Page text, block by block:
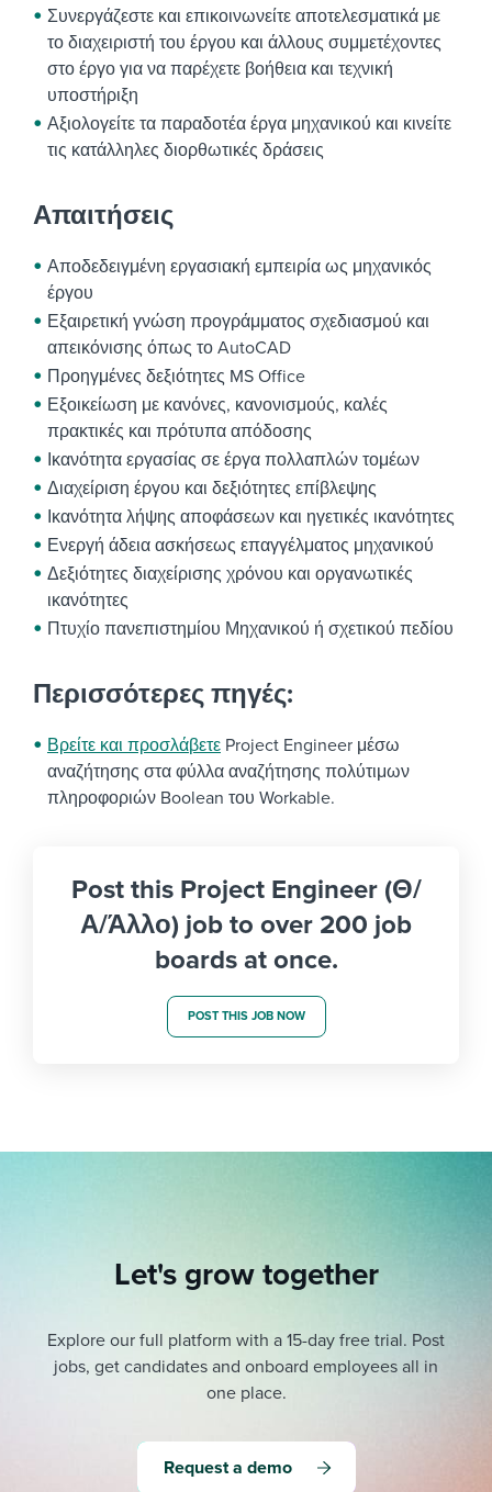
Συνεργάζεστε και επικοινωνείτε αποτελεσματικά με
το διαχειριστή του έργου και άλλους συμμετέχοντες
στο έργο για να παρέχετε βοήθεια και τεχνική
υποστήριξη
Αξιολογείτε τα παραδοτέα έργα μηχανικού και κινείτε
τις κατάλληλες διορθωτικές δράσεις
Απαιτήσεις
Αποδεδειγμένη εργασιακή εμπειρία ως μηχανικός
έργου
Εξαιρετική γνώση προγράμματος σχεδιασμού και
απεικόνισης όπως το AutoCAD
Προηγμένες δεξιότητες MS Office
Εξοικείωση με κανόνες, κανονισμούς, καλές
πρακτικές και πρότυπα απόδοσης
Ικανότητα εργασίας σε έργα πολλαπλών τομέων
Διαχείριση έργου και δεξιότητες επίβλεψης
Ικανότητα λήψης αποφάσεων και ηγετικές ικανότητες
Ενεργή άδεια ασκήσεως επαγγέλματος μηχανικού
Δεξιότητες διαχείρισης χρόνου και οργανωτικές
ικανότητες
Πτυχίο πανεπιστημίου Μηχανικού ή σχετικού πεδίου
Περισσότερες πηγές:
Βρείτε και προσλάβετε Project Engineer μέσω
αναζήτησης στα φύλλα αναζήτησης πολύτιμων
πληροφοριών Boolean του Workable.
Post this Project Engineer (Θ/
Α/Άλλο) job to over 200 job
boards at once.
POST THIS JOB NOW
Let's grow together
Explore our full platform with a 15-day free trial. Post
jobs, get candidates and onboard employees all in
one place.
Request a demo